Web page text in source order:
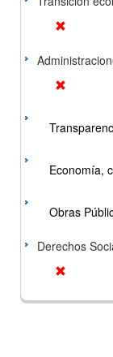
Economía,
Obras
Derechos